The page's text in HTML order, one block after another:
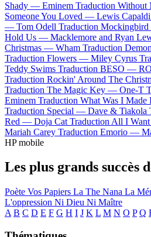
Shady — Eminem Traduction
Someone You Loved — Lewis Capaldi
— Tom Odell Traduction
Hold Us — Macklemore and Ryan
Christmas — Wham Traduction
Traduction Flowers — Miley Cyrus
Teddy Swims Traduction BESO —
Traduction Rockin' Around The
Traduction The Magic Key — One-T
Eminem Traduction What Was I
Traduction Special — Dave & Tiakola
Red — Doja Cat Traduction All I
Mariah Carey Traduction Emorio —
HP mobile
Les plus grands succès
Poète Vos Papiers La The Nana La
L'oppression Ni Dieu Ni Maître
A B C D E F G H I J K L M N O P Q